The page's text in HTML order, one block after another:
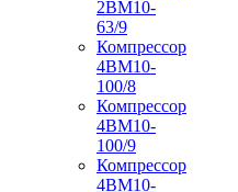
2ВМ10-
63/9
Компрессор
4ВМ10-
100/8
Компрессор
4ВМ10-
100/9
Компрессор
4ВМ10-